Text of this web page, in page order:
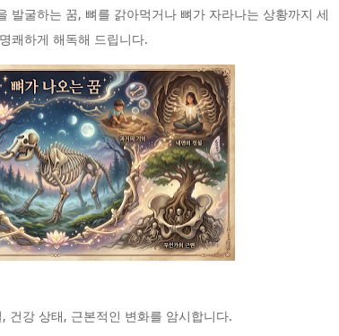
발굴하는 꿈, 뼈를 갉아먹거나 뼈가 자라나는 상황까지 세
쾌하게 해독해 드립니다.
건강 상태, 근본적인 변화를 암시합니다.